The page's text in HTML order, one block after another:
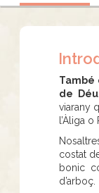
També
de
viarany
l’Àliga
costat
bonic
d’arboç.